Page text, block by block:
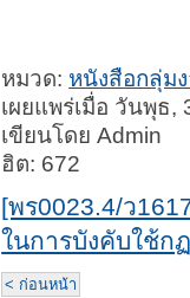
หมวด: หนังสือกลุ่ม
เผยแพร่เมื่อ วันพุธ,
เขียนโดย Admin
ฮิต: 672
[พร0023.4/ว
ในการบังคับใช้
< ก่อนหน้า